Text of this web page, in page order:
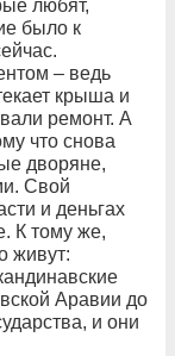
любят,
было к
– ведь
крыша и
ремонт. А
что снова
дворяне,
Свой
и деньгах
К тому же,
живут:
Аравии до
и они